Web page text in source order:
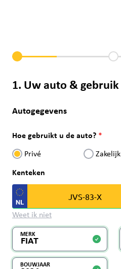
1. Uw auto & gebruik
Autogegevens
Hoe gebruikt u de auto?
Privé Zakelijk
Kenteken
Weet ik niet
MERK
BOUWJAAR